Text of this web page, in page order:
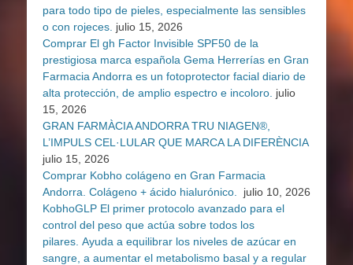
para todo tipo de pieles, especialmente las sensibles
o con rojeces. julio 15, 2026
Comprar El gh Factor Invisible SPF50 de la
prestigiosa marca española Gema Herrerías en Gran
Farmacia Andorra es un fotoprotector facial diario de
alta protección, de amplio espectro e incoloro. julio
15, 2026
GRAN FARMÀCIA ANDORRA TRU NIAGEN®,
L’IMPULS CEL·LULAR QUE MARCA LA DIFERÈNCIA
julio 15, 2026
Comprar Kobho colágeno en Gran Farmacia
Andorra. Colágeno + ácido hialurónico.
julio 10, 2026
KobhoGLP El primer protocolo avanzado para el
control del peso que actúa sobre todos los
pilares. Ayuda a equilibrar los niveles de azúcar en
sangre, a aumentar el metabolismo basal y a regular